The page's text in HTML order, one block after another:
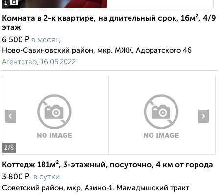
1
Комната в 2-к квартире, на длительный срок, 16м², 4/9
этаж
6 500 ₽ в месяц
Ново-Савиновский район, мкр. МЖК, Адоратского 46
Агентство, 16.05.2022
2/8
‹ ›
Коттедж 181м², 3-этажный, посуточно, 4 км от города
3 800 ₽ в сутки
Советский район, мкр. Азино-1, Мамадышский тракт